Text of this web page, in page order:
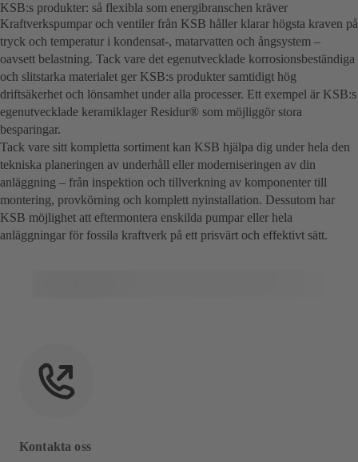
KSB:s produkter: så flexibla som energibranschen kräver
Kraftverkspumpar och ventiler från KSB håller klarar högsta kraven på
tryck och temperatur i kondensat-, matarvatten och ångsystem –
oavsett belastning. Tack vare det egenutvecklade korrosionsbeständiga
och slitstarka materialet ger KSB:s produkter samtidigt hög
driftsäkerhet och lönsamhet under alla processer. Ett exempel är KSB:s
egenutvecklade keramiklager Residur® som möjliggör stora
besparingar.
Tack vare sitt kompletta sortiment kan KSB hjälpa dig under hela den
tekniska planeringen av underhåll eller moderniseringen av din
anläggning – från inspektion och tillverkning av komponenter till
montering, provkörning och komplett nyinstallation. Dessutom har
KSB möjlighet att eftermontera enskilda pumpar eller hela
anläggningar för fossila kraftverk på ett prisvärt och effektivt sätt.
Kontakta oss